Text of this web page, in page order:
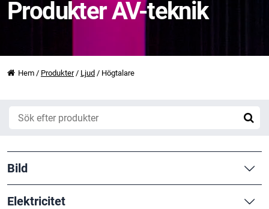
Produkter AV-teknik
Hem / Produkter/ Ljud / Högtalare
Bild
Elektricitet